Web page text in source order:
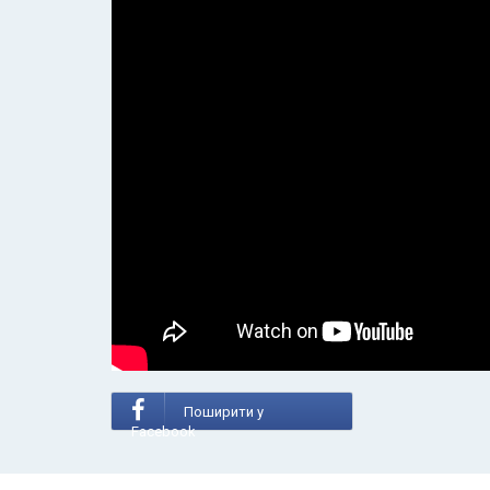
Поширити у
Facebook